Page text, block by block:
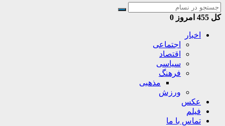
کل امروز 0
اخبار
اجتماعی
اقتصاد
سیاسی
فرهنگ
مذهبی
ورزش
عکس
فیلم
تماس با ما